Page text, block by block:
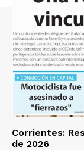
Corrientes:
de 2026